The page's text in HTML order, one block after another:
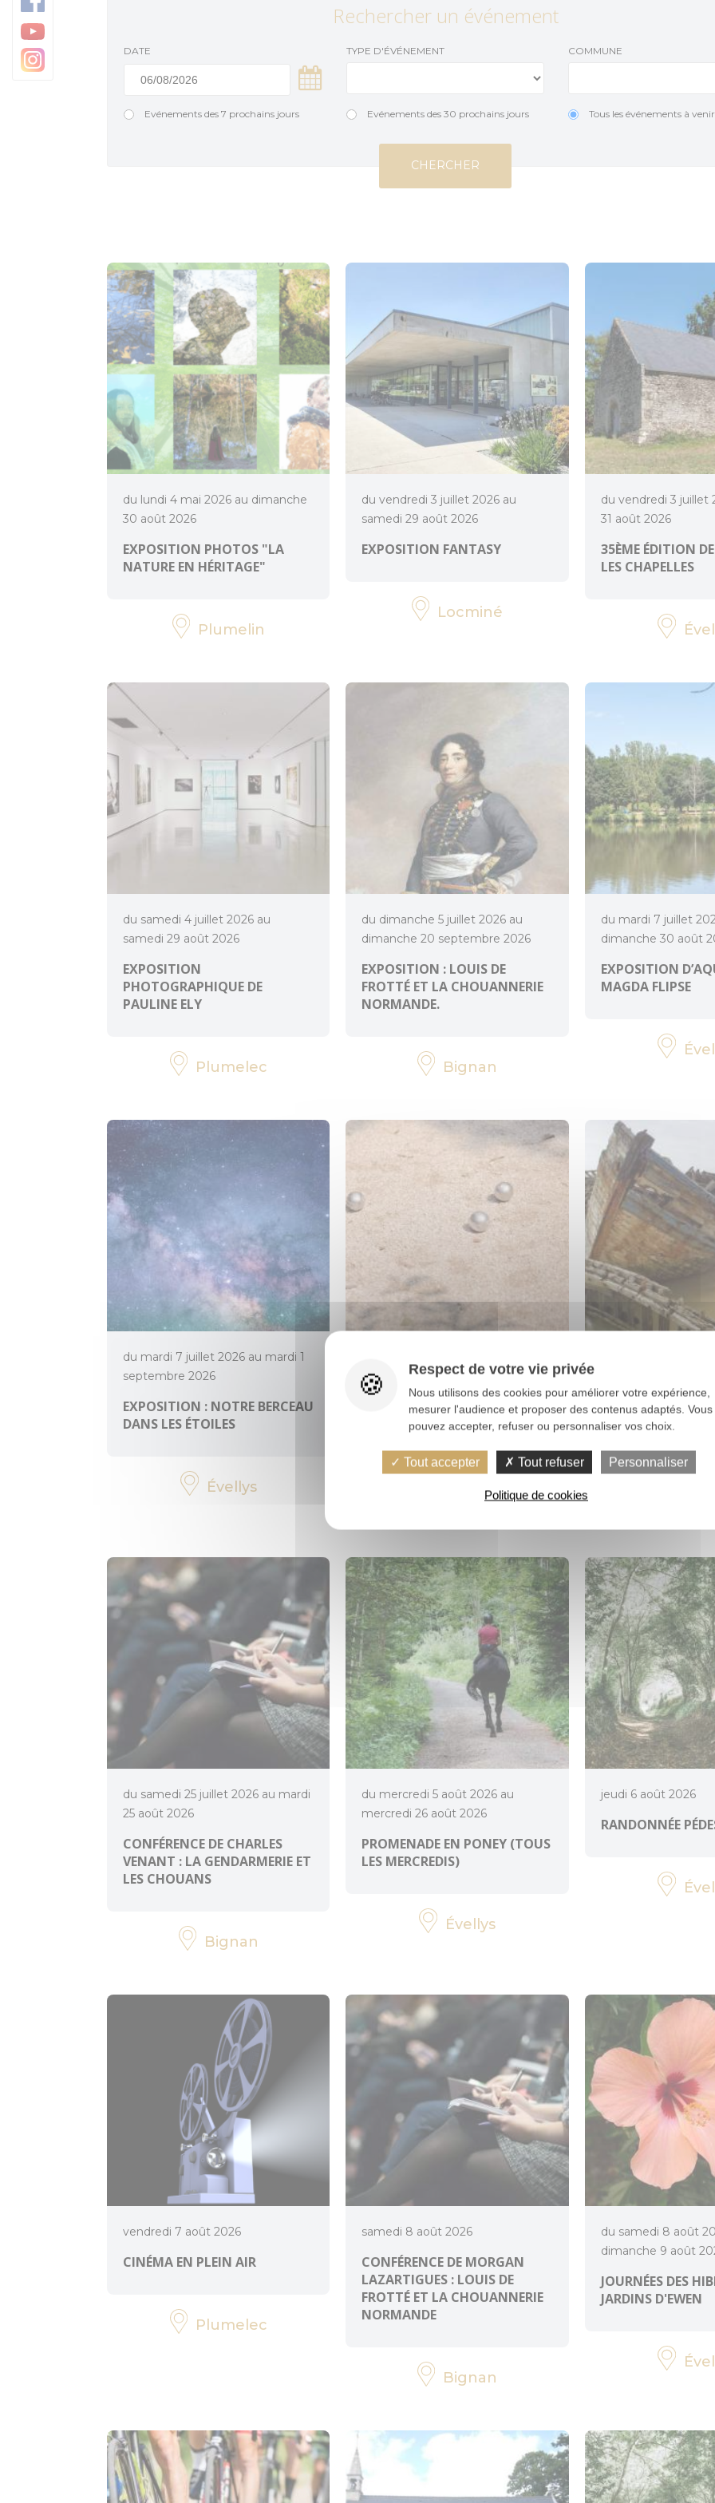
Centre Morbihan Communauté
Destination Cœur de BretagneQue faire quand il pleut ?
Rechercher un événement
DATE TYPE D'ÉVÉNEMENT COMMUNE
Evénements des 7 prochains jours Evénements des 30 prochains jours Tous les événements à venir
du lundi 4 mai 2026 au dimanche
30 août 2026
EXPOSITION PHOTOS "LA
NATURE EN HÉRITAGE"
Plumelin
du vendredi 3 juillet 2026 au
samedi 29 août 2026
EXPOSITION FANTASY
Locminé
du vendredi 3 juillet
31 août 2026
35ÈME ÉDITION
LES CHAPELLES
du samedi 4 juillet 2026 au
samedi 29 août 2026
EXPOSITION
PHOTOGRAPHIQUE DE
PAULINE ELY
Plumelec
du dimanche 5 juillet 2026 au
dimanche 20 septembre 2026
EXPOSITION : LOUIS DE
FROTTÉ ET LA CHOUANNERIE
NORMANDE.
Bignan
du mardi 7 juillet
dimanche 30 août
EXPOSITION
MAGDA FLIPSE
du mardi 7 juillet 2026 au mardi 1
septembre 2026
EXPOSITION : NOTRE BERCEAU
DANS LES ÉTOILES
Évellys
dimanche 16 août 2026
CONCOURS DE PÉTANQUE
Plumelin
EXPOSITION «
ET EAU, LES
du samedi 25 juillet 2026 au mardi
25 août 2026
CONFÉRENCE DE CHARLES
VENANT : LA GENDARMERIE ET
LES CHOUANS
Bignan
du mercredi 5 août 2026 au
mercredi 26 août 2026
PROMENADE EN PONEY (TOUS
LES MERCREDIS)
Évellys
jeudi 6 août 2026
RANDONNÉE
vendredi 7 août 2026
CINÉMA EN PLEIN AIR
Plumelec
samedi 8 août 2026
CONFÉRENCE DE MORGAN
LAZARTIGUES : LOUIS DE
FROTTÉ ET LA CHOUANNERIE
NORMANDE
Bignan
du samedi 8 août
dimanche 9 août
JOURNÉES DES
JARDINS D'EWEN
Respect de votre vie privée
Nous utilisons des cookies pour améliorer votre expérience,
mesurer l'audience et proposer des contenus adaptés. Vous
pouvez accepter, refuser ou personnaliser vos choix.
Tout accepter Tout refuser Personnaliser
Politique de cookies